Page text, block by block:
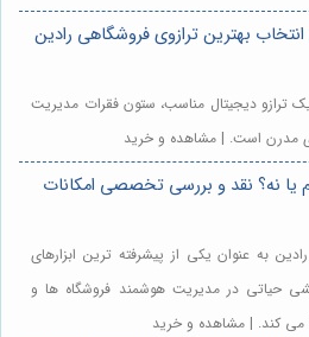
انتخاب بهترین ترازوی فروشگاهی رادین
یک ترازو دیجیتال مناسب، ستون فقرات مدیریت
مدرن است. | مشاهده و خرید
یا نه؟ نقد و بررسی تخصصی امکانات
به عنوان یکی از پیشرفته ترین ابزارهای
حیاتی در مدیریت هوشمند فروشگاه ها و
می کند. | مشاهده و خرید